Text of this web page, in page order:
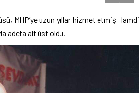
MHP’ye uzun yıllar hizmet etmiş Hamdi
adeta alt üst oldu.